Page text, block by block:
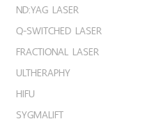
ND:YAG LASER
Q-SWITCHED LASER
FRACTIONAL LASER
ULTHERAPHY
HIFU
SYGMALIFT